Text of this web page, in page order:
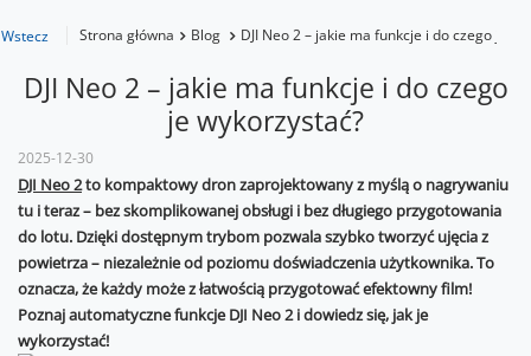
Wstecz Strona główna Blog DJI Neo 2 – jakie ma funkcje i do czego je
DJI Neo 2 – jakie ma funkcje i do czego
je wykorzystać?
2025-12-30
DJI Neo 2to kompaktowy dron zaprojektowany z myślą o nagrywaniu
tu i teraz – bez skomplikowanej obsługi i bez długiego przygotowania
do lotu. Dzięki dostępnym trybom pozwala szybko tworzyć ujęcia z
powietrza – niezależnie od poziomu doświadczenia użytkownika. To
oznacza, że każdy może z łatwością przygotować efektowny film!
Poznaj automatyczne funkcje DJI Neo 2 i dowiedz się, jak je
wykorzystać!